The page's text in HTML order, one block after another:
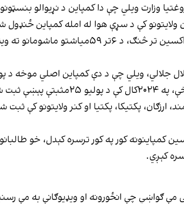
وزارت ویلي چې دا کمپاین د نړیوالو
ولایتونو کې د سړې هوا له امله کمپاین
جلال جلالي، ویلي چې د دې کمپاین اصلي
۶۴سلنې کموالی ښيي.
ارزګان، پکتیکا، پکتیا او کنر ولایتونو
کمپاینونه کور په کور ترسره کېدل، خو
کېږي.